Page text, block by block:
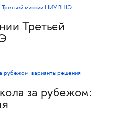
Третьей
за рубежом: